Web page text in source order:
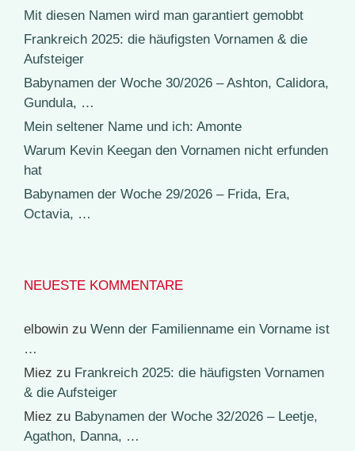
Mit diesen Namen wird man garantiert gemobbt
Frankreich 2025: die häufigsten Vornamen & die
Aufsteiger
Babynamen der Woche 30/2026 – Ashton, Calidora,
Gundula, …
Mein seltener Name und ich: Amonte
Warum Kevin Keegan den Vornamen nicht erfunden
hat
Babynamen der Woche 29/2026 – Frida, Era,
Octavia, …
NEUESTE KOMMENTARE
elbowin zu Wenn der Familienname ein Vorname ist
…
Miez zu Frankreich 2025: die häufigsten Vornamen
& die Aufsteiger
Miez zu Babynamen der Woche 32/2026 – Leetje,
Agathon, Danna, …